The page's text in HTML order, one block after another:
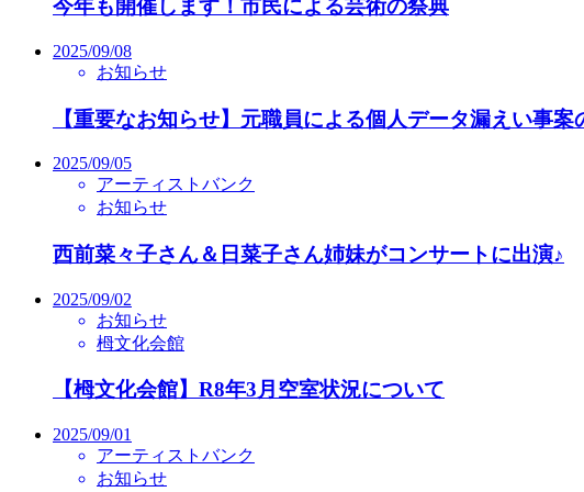
今年も開催します！市民による芸術の祭典
2025/09/08
お知らせ
【重要なお知らせ】元職員による個人データ漏えい事案
2025/09/05
アーティストバンク
お知らせ
西前菜々子さん＆日菜子さん姉妹がコンサートに出演♪
2025/09/02
お知らせ
栂文化会館
【栂文化会館】R8年3月空室状況について
2025/09/01
アーティストバンク
お知らせ